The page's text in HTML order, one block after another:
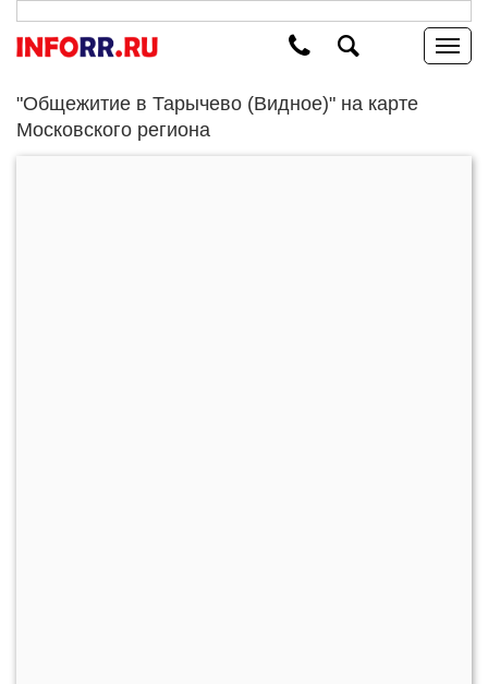
"Общежитие в Тарычево (Видное)" на карте
Московского региона